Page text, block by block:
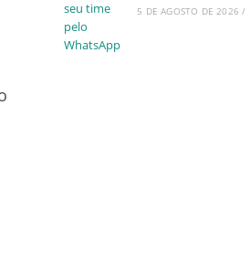
5 DE AGOSTO DE 2026 /